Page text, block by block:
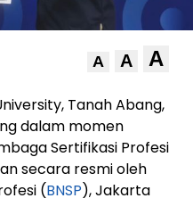
A A A
Tanah Abang,
dalam momen
Sertifikasi Profesi
secara resmi oleh
(BNSP), Jakarta